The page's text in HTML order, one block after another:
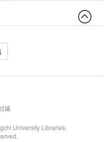
論
University Libraries.